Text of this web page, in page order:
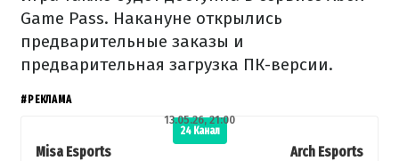
Game Pass. Накануне открылись
предварительные заказы и
предварительная загрузка ПК-версии.
#РЕКЛАМА
24 Канал
Misa Esports
13.05.26, 21:00
Arch Esports